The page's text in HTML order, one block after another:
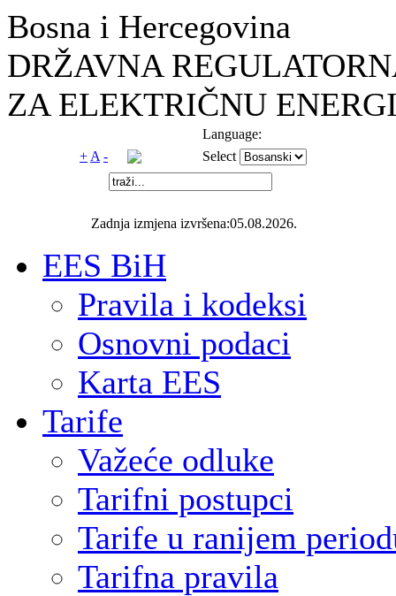
Bosna i Hercegovina
DRŽAVNA
ZA ELEKTRIČNU
Language:
+ A - Select
Zadnja izmjena izvršena:05.08.2026.
EES BiH
Pravila i kodeksi
Osnovni podaci
Karta EES
Tarife
Važeće odluke
Tarifni postupci
Tarife u ranijem
Tarifna pravila